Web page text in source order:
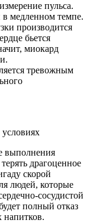
пульса.
медленном темпе.
производится
бьется
миокард
тревожным
выполнения
драгоценное
скорой
людей, которые
сосудистой
полный отказ
напитков.